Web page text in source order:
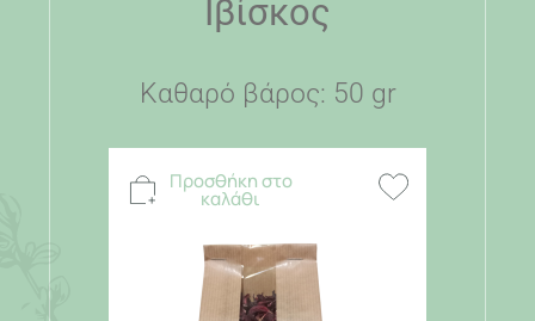
Ιβίσκος
Καθαρό βάρος: 50 gr
Προσθήκη στο
καλάθι